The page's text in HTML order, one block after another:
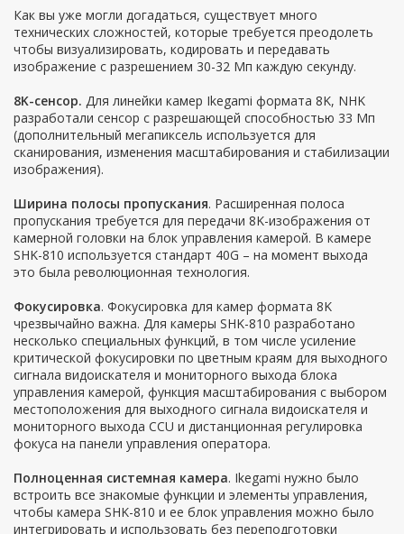
Как вы уже могли догадаться, существует много
технических сложностей, которые требуется преодолеть
чтобы визуализировать, кодировать и передавать
изображение с разрешением 30-32 Мп каждую секунду.
8K-сенсор. Для линейки камер Ikegami формата 8K, NHK
разработали сенсор с разрешающей способностью 33 Мп
(дополнительный мегапиксель используется для
сканирования, изменения масштабирования и стабилизации
изображения).
Ширина полосы пропускания. Расширенная полоса
пропускания требуется для передачи 8K-изображения от
камерной головки на блок управления камерой. В камере
SHK-810 используется стандарт 40G – на момент выхода
это была революционная технология.
Фокусировка. Фокусировка для камер формата 8K
чрезвычайно важна. Для камеры SHK-810 разработано
несколько специальных функций, в том числе усиление
критической фокусировки по цветным краям для выходного
сигнала видоискателя и мониторного выхода блока
управления камерой, функция масштабирования с выбором
местоположения для выходного сигнала видоискателя и
мониторного выхода CCU и дистанционная регулировка
фокуса на панели управления оператора.
Полноценная системная камера. Ikegami нужно было
встроить все знакомые функции и элементы управления,
чтобы камера SHK-810 и ее блок управления можно было
интегрировать и использовать без переподготовки